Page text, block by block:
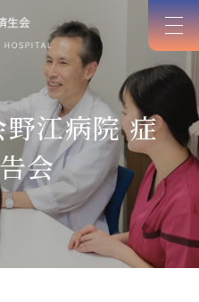
江病院 症
会